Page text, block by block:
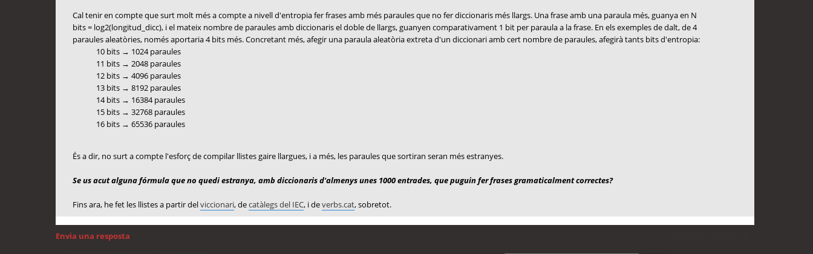
Cal tenir en compte que surt molt més a compte a nivell d'entropia fer frases amb més paraules que no fer diccionaris més llargs. Una frase amb una paraula més, guanya en N
bits = log2(longitud_dicc), i el mateix nombre de paraules amb diccionaris el doble de llargs, guanyen comparativament 1 bit per paraula a la frase. En els exemples de dalt, de 4
paraules aleatòries, només aportaria 4 bits més. Concretant més, afegir una paraula aleatòria extreta d'un diccionari amb cert nombre de paraules, afegirà tants bits d'entropia:
10 bits → 1024 paraules
11 bits → 2048 paraules
12 bits → 4096 paraules
13 bits → 8192 paraules
14 bits → 16384 paraules
15 bits → 32768 paraules
16 bits → 65536 paraules
És a dir, no surt a compte l'esforç de compilar llistes gaire llargues, i a més, les paraules que sortiran seran més estranyes.
Se us acut alguna fórmula que no quedi estranya, amb diccionaris d'almenys unes 1000 entrades, que puguin fer frases gramaticalment correctes?
Fins ara, he fet les llistes a partir delviccionari, decatàlegs del IEC, i deverbs.cat, sobretot.
Envia una resposta